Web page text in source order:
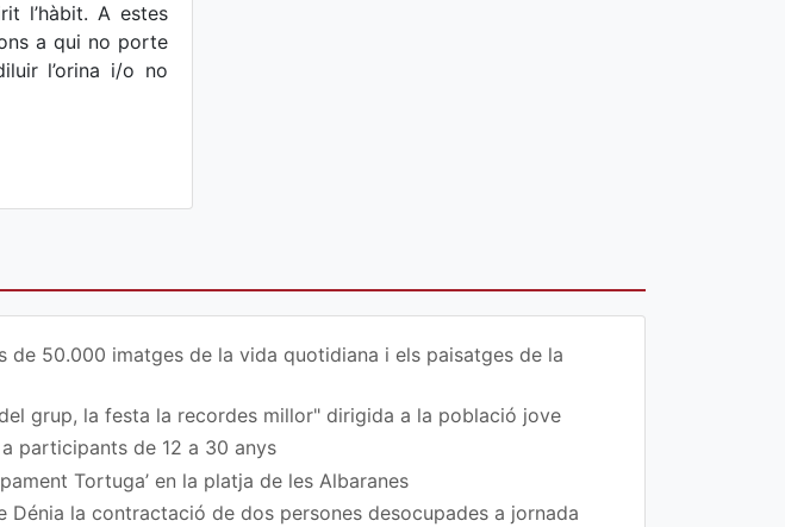
l’hàbit. A estes
a qui no porte
l’orina i/o no
de 50.000 imatges de la vida quotidiana i els paisatges de la
grup, la festa la recordes millor" dirigida a la població jove
participants de 12 a 30 anys
Tortuga’ en la platja de les Albaranes
la contractació de dos persones desocupades a jornada